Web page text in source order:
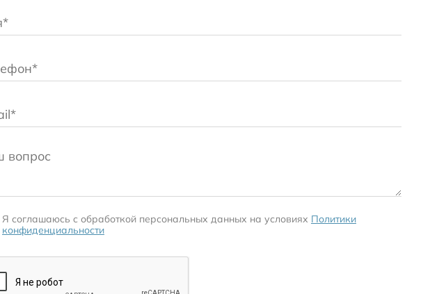
Я соглашаюсь c обработкой персональных данных на условиях Политики
конфиденциальности